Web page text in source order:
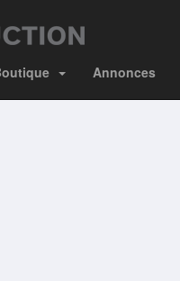
Annonces